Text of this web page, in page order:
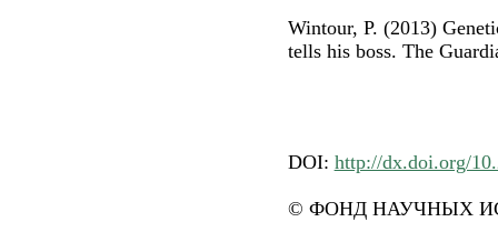
Wintour, P. (2013)
tells his boss. The
DOI: http://dx.doi.org/
© ФОНД НАУЧНЫХ